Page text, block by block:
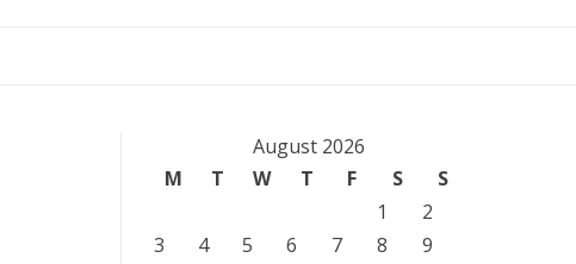
August 2026
M
T W T F S
S
1
2
3
4 5 6 7 8
9